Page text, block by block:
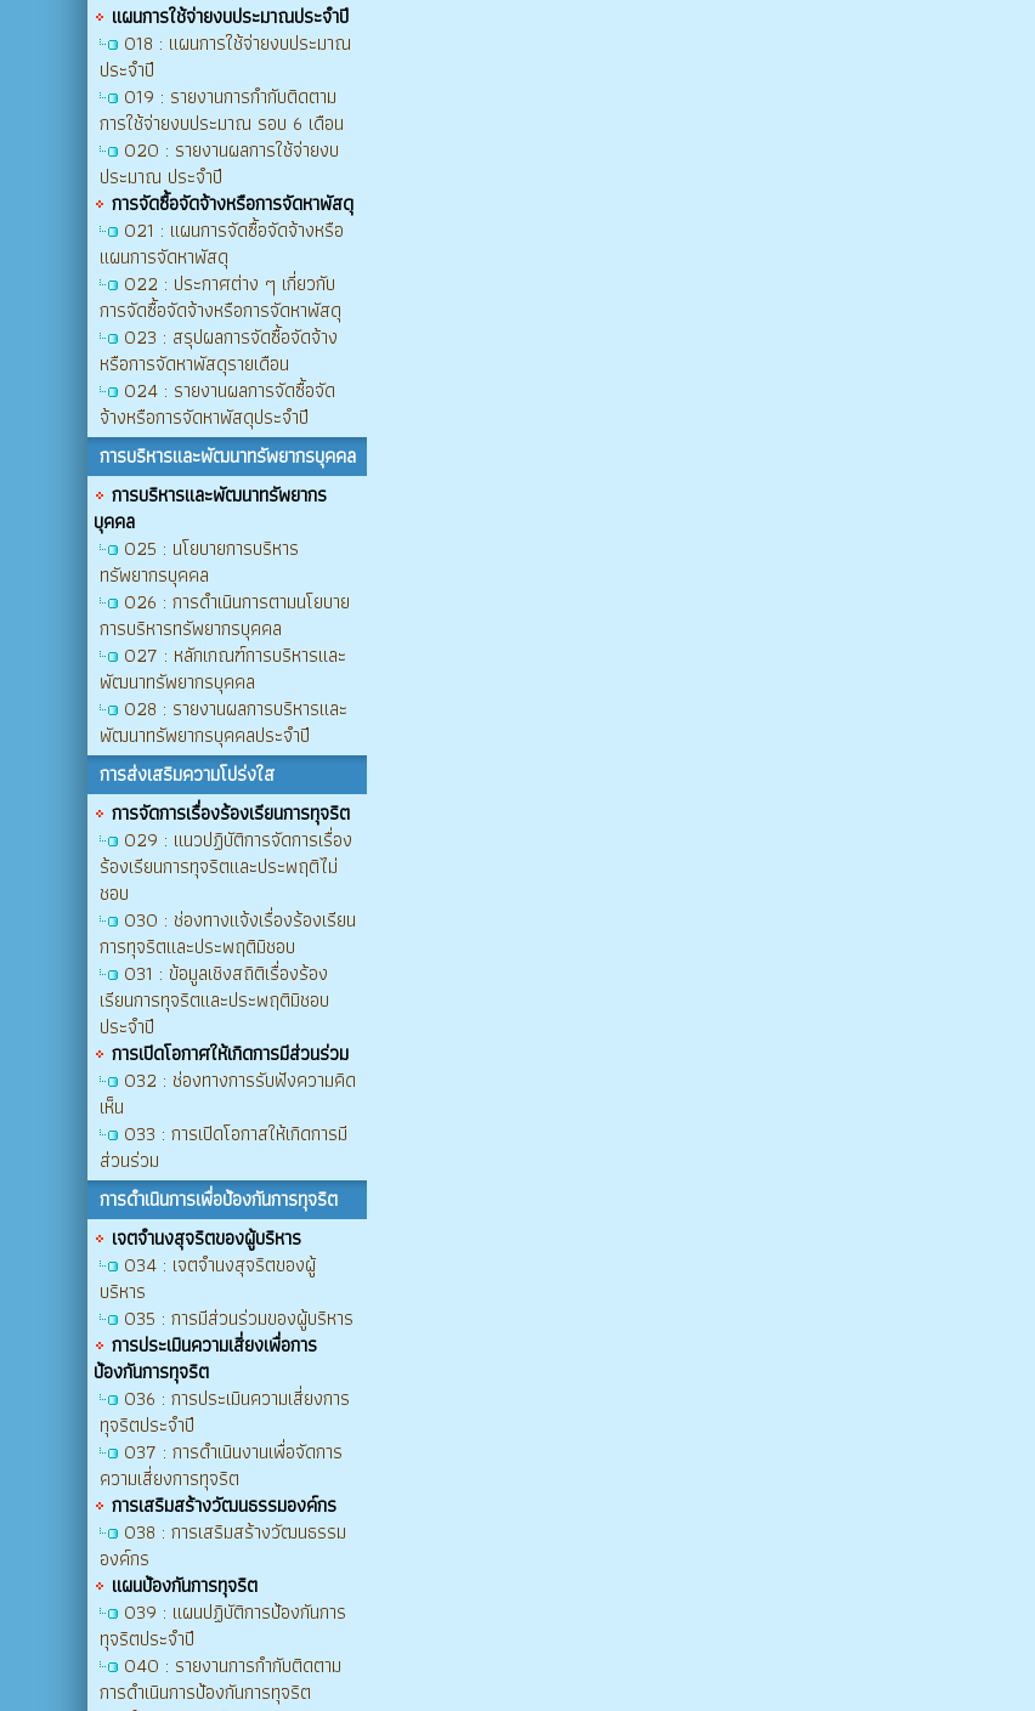
แผนการใช้จ่ายงบประมาณประจำปี
O18 : แผนการใช้จ่ายงบประมาณ
ประจำปี
O19 : รายงานการกำกับติดตาม
การใช้จ่ายงบประมาณ รอบ 6 เดือน
O20 : รายงานผลการใช้จ่ายงบ
ประมาณ ประจำปี
การจัดซื้อจัดจ้างหรือการจัดหาพัสดุ
O21 : แผนการจัดซื้อจัดจ้างหรือ
แผนการจัดหาพัสดุ
O22 : ประกาศต่าง ๆ เกี่ยวกับ
การจัดซื้อจัดจ้างหรือการจัดหาพัสดุ
O23 : สรุปผลการจัดซื้อจัดจ้าง
หรือการจัดหาพัสดุรายเดือน
O24 : รายงานผลการจัดซื้อจัด
จ้างหรือการจัดหาพัสดุประจำปี
การบริหารและพัฒนาทรัพยากรบุคคล
การบริหารและพัฒนาทรัพยากร
บุคคล
O25 : นโยบายการบริหาร
ทรัพยากรบุคคล
O26 : การดำเนินการตามนโยบาย
การบริหารทรัพยากรบุคคล
O27 : หลักเกณฑ์การบริหารและ
พัฒนาทรัพยากรบุคคล
O28 : รายงานผลการบริหารและ
พัฒนาทรัพยากรบุคคลประจำปี
การส่งเสริมความโปร่งใส
การจัดการเรื่องร้องเรียนการทุจริต
O29 : แนวปฏิบัติการจัดการเรื่อง
ร้องเรียนการทุจริตและประพฤติไม่
ชอบ
O30 : ช่องทางแจ้งเรื่องร้องเรียน
การทุจริตและประพฤติมิชอบ
O31 : ข้อมูลเชิงสถิติเรื่องร้อง
เรียนการทุจริตและประพฤติมิชอบ
ประจำปี
การเปิดโอกาศให้เกิดการมีส่วนร่วม
O32 : ช่องทางการรับฟังความคิด
เห็น
O33 : การเปิดโอกาสให้เกิดการมี
ส่วนร่วม
การดำเนินการเพื่อป้องกันการทุจริต
เจตจำนงสุจริตของผู้บริหาร
O34 : เจตจำนงสุจริตของผู้
บริหาร
O35 : การมีส่วนร่วมของผู้บริหาร
การประเมินความเสี่ยงเพื่อการ
ป้องกันการทุจริต
O36 : การประเมินความเสี่ยงการ
ทุจริตประจำปี
O37 : การดำเนินงานเพื่อจัดการ
ความเสี่ยงการทุจริต
การเสริมสร้างวัฒนธรรมองค์กร
O38 : การเสริมสร้างวัฒนธรรม
องค์กร
แผนป้องกันการทุจริต
O39 : แผนปฏิบัติการป้องกันการ
ทุจริตประจำปี
O40 : รายงานการกำกับติดตาม
การดำเนินการป้องกันการทุจริต